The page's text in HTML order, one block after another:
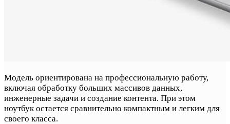
Модель ориентирована на профессиональную работу,
включая обработку больших массивов данных,
инженерные задачи и создание контента. При этом
ноутбук остается сравнительно компактным и легким для
своего класса.